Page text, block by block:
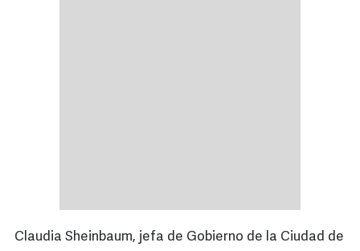
Claudia Sheinbaum, jefa de Gobierno de la Ciudad de